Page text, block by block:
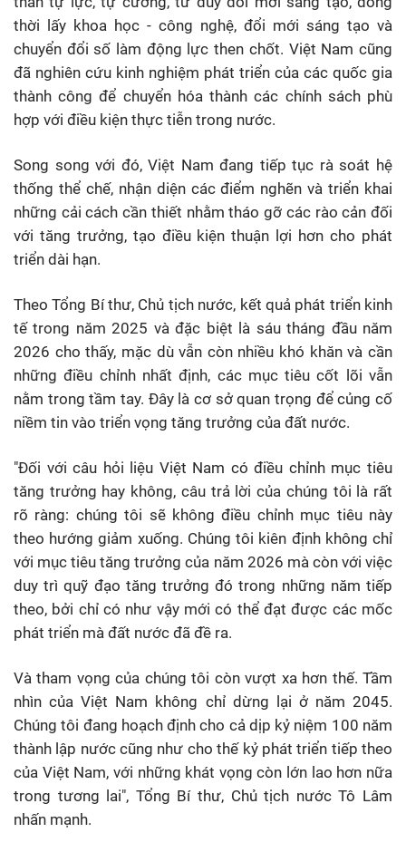
thời lấy khoa học - công nghệ, đổi mới sáng tạo và
chuyển đổi số làm động lực then chốt. Việt Nam cũng
đã nghiên cứu kinh nghiệm phát triển của các quốc gia
thành công để chuyển hóa thành các chính sách phù
hợp với điều kiện thực tiễn trong nước.
Song song với đó, Việt Nam đang tiếp tục rà soát hệ
thống thể chế, nhận diện các điểm nghẽn và triển khai
những cải cách cần thiết nhằm tháo gỡ các rào cản đối
với tăng trưởng, tạo điều kiện thuận lợi hơn cho phát
triển dài hạn.
Theo Tổng Bí thư, Chủ tịch nước, kết quả phát triển kinh
tế trong năm 2025 và đặc biệt là sáu tháng đầu năm
2026 cho thấy, mặc dù vẫn còn nhiều khó khăn và cần
những điều chỉnh nhất định, các mục tiêu cốt lõi vẫn
nằm trong tầm tay. Đây là cơ sở quan trọng để củng cố
niềm tin vào triển vọng tăng trưởng của đất nước.
"Đối với câu hỏi liệu Việt Nam có điều chỉnh mục tiêu
tăng trưởng hay không, câu trả lời của chúng tôi là rất
rõ ràng: chúng tôi sẽ không điều chỉnh mục tiêu này
theo hướng giảm xuống. Chúng tôi kiên định không chỉ
với mục tiêu tăng trưởng của năm 2026 mà còn với việc
duy trì quỹ đạo tăng trưởng đó trong những năm tiếp
theo, bởi chỉ có như vậy mới có thể đạt được các mốc
phát triển mà đất nước đã đề ra.
Và tham vọng của chúng tôi còn vượt xa hơn thế. Tầm
nhìn của Việt Nam không chỉ dừng lại ở năm 2045.
Chúng tôi đang hoạch định cho cả dịp kỷ niệm 100 năm
thành lập nước cũng như cho thế kỷ phát triển tiếp theo
của Việt Nam, với những khát vọng còn lớn lao hơn nữa
trong tương lai", Tổng Bí thư, Chủ tịch nước Tô Lâm
nhấn mạnh.